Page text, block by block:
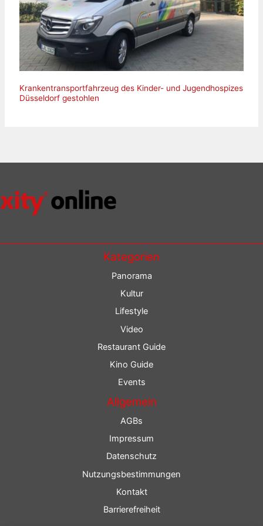
Krankentransportfahrzeug des Kinder- und Jugendhospizes
Düsseldorf gestohlen
Kategorien
Panorama
Kultur
Lifestyle
Video
Restaurant Guide
Kino Guide
Events
Allgemein
AGBs
Impressum
Datenschutz
Nutzungsbestimmungen
Kontakt
Barrierefreiheit